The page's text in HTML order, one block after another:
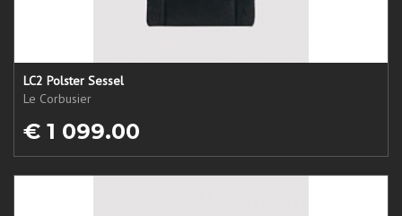
LC2 Polster Sessel
Le Corbusier
€ 1 099.00